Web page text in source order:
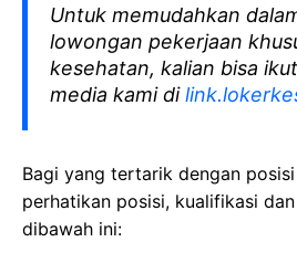
Untuk memudahkan
lowongan pekerjaan
kesehatan, kalian bisa
media kami di
Bagi yang tertarik dengan
perhatikan posisi, kualifikasi
dibawah ini: